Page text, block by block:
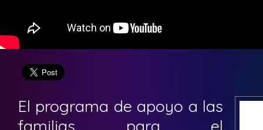
El programa de apoyo a las
familias para el